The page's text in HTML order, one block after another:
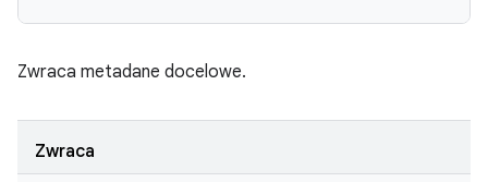
Zwraca metadane docelowe.
Zwraca